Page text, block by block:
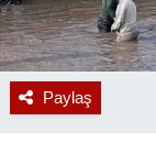
Paylaş